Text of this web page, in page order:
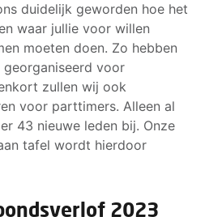
duidelijk geworden hoe het
waar jullie voor willen
moeten doen. Zo hebben
voor
zullen wij ook
voor parttimers. Alleen al
43 nieuwe leden bij. Onze
tafel wordt hierdoor
2023